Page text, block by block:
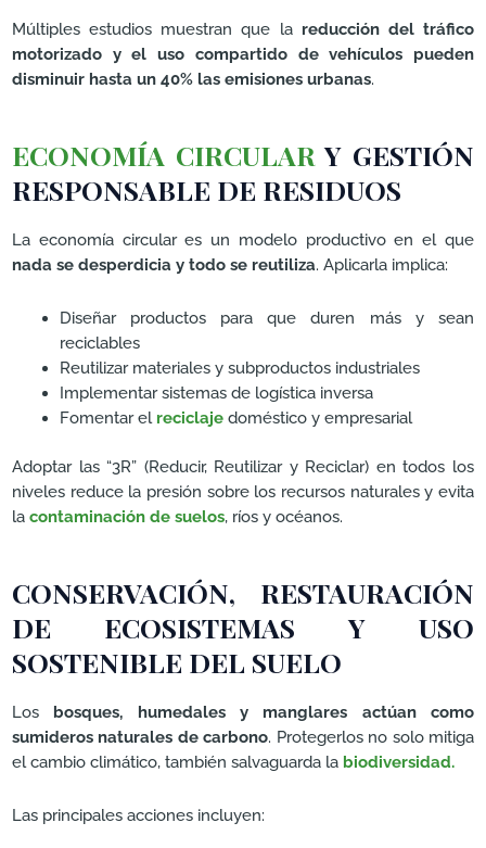
Múltiples estudios muestran que la reducción del tráfico
motorizado y el uso compartido de vehículos pueden
disminuir hasta un 40% las emisiones urbanas.
ECONOMÍA CIRCULARY GESTIÓN
RESPONSABLE DE RESIDUOS
La economía circular es un modelo productivo en el que
nada se desperdicia y todo se reutiliza. Aplicarla implica:
Diseñar productos para que duren más y sean
reciclables
Reutilizar materiales y subproductos industriales
Implementar sistemas de logística inversa
Fomentar el reciclaje doméstico y empresarial
Adoptar las “3R” (Reducir, Reutilizar y Reciclar) en todos los
niveles reduce la presión sobre los recursos naturales y evita
la contaminación de suelos, ríos y océanos.
CONSERVACIÓN, RESTAURACIÓN
DE ECOSISTEMAS Y USO
SOSTENIBLE DEL SUELO
Los bosques, humedales y manglares actúan como
sumideros naturales de carbono. Protegerlos no solo mitiga
el cambio climático, también salvaguarda la biodiversidad.
Las principales acciones incluyen: